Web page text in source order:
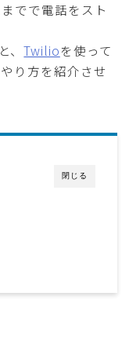
でで電話をスト
、Twilioを使って
り方を紹介させ
閉じる